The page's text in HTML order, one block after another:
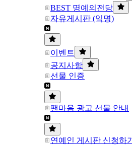
BEST 명예의전당
자유게시판 (익명)
이벤트
공지사항
선물 인증
팬마음 광고 선물 안내
연예인 게시판 신청하기